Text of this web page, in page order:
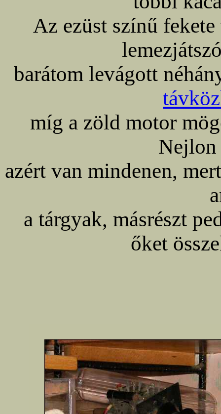
Az ezüst színű
barátom levágott
míg a zöld motor
Nejlon
azért van mindenen,
a tárgyak, másrészt
őket